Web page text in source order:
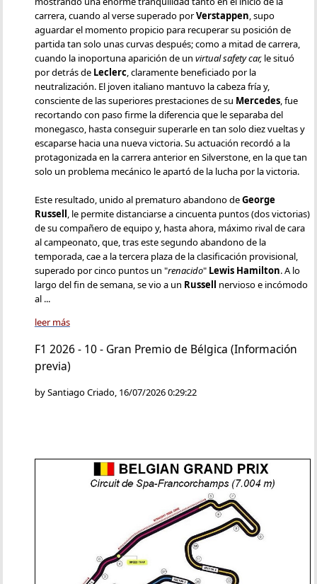
carrera, cuando al verse superado porVerstappen, supo
aguardar el momento propicio para recuperar su posición de
partida tan solo unas curvas después; como a mitad de carrera,
cuando la inoportuna aparición de un virtual safety car,le situó
por detrás de Leclerc, claramente beneficiado por la
neutralización. El joven italiano mantuvo la cabeza fría y,
consciente de las superiores prestaciones de su Mercedes, fue
recortando con paso firme la diferencia que le separaba del
monegasco, hasta conseguir superarle en tan solo diez vueltas y
escaparse hacia una nueva victoria. Su actuación recordó a la
protagonizada en la carrera anterior en Silverstone, en la que tan
solo un problema mecánico le apartó de la lucha por la victoria.
Este resultado, unido al prematuro abandono deGeorge
Russell, le permite distanciarse a cincuenta puntos (dos victorias)
de su compañero de equipo y, hasta ahora, máximo rival de cara
al campeonato, que, tras este segundo abandono de la
temporada, cae a la tercera plaza de la clasificación provisional,
superado por cinco puntos un "renacido" Lewis Hamilton. A lo
largo del fin de semana, se vio a un Russell nervioso e incómodo
al ...
leer más
F1 2026 - 10 - Gran Premio de Bélgica (Información
previa)
by Santiago Criado, 16/07/2026 0:29:22